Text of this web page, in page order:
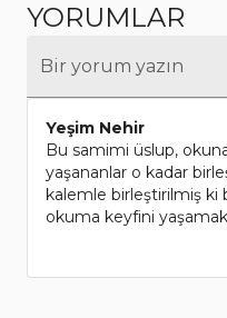
YORUMLAR
Bir yorum yazın
Yeşim Nehir
Bu samimi üslup,
yaşananlar o kadar
kalemle birleştirilmiş ki
okuma keyfini yaşamak